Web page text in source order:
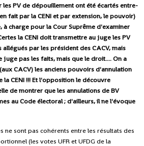
les PV de dépouillement ont été écartés entre-
fait par la CENI et par extension, le pouvoir)
charge pour la Cour Suprême d'examiner
la CENI doit transmettre au juge les PV
par les président des CACV, mais
juge pas les faits, mais que le droit.... On a
CACV) les anciens pouvoirs d'annulation
la CENI !!! Et l'opposition le découvre
de montrer que les annulations de BV
au Code électoral ; d'ailleurs, il ne l'évoque
ne sont pas cohérents entre les résultats des
(les votes UFR et UFDG de la